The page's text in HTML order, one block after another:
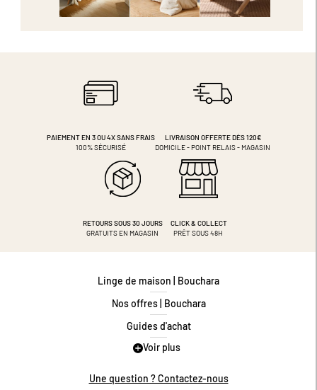
PAIEMENT EN 3 OU 4XSANS FRAIS
100% SÉCURISÉ
LIVRAISON OFFERTE DÈS 120€
DOMICILE - POINT RELAIS - MAGASIN
RETOURS SOUS 30 JOURS
GRATUITS EN MAGASIN
CLICK & COLLECT
PRÊT SOUS 48H
Linge de maison | Bouchara
Nos offres | Bouchara
Guides d'achat
Guide des tailles
Voir plus
Une question ? Contactez-nous